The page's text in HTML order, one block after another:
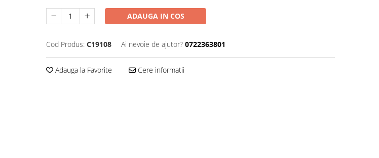
ADAUGA IN COS
Cod Produs: C19108 Ai nevoie de ajutor? 0722363801
Adauga la Favorite Cere informatii